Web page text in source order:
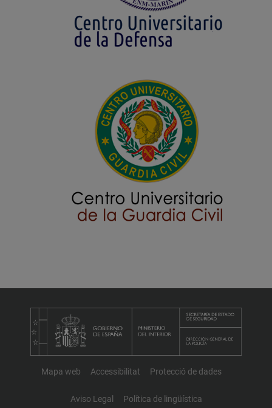
Mapa web Accessibilitat Protecció de dades
Aviso Legal Política de lingüística